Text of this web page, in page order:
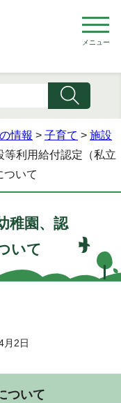
メニュー
情報 > 子育て > 施設
等利用給付認定（私立
ついて
稚園、認
いて
2日
ついて